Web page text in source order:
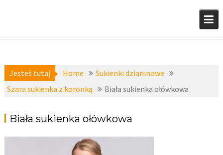
Jesteś tutaj Home
Sukienki dzianinowe
Szara sukienka z koronką
Biała sukienka ołówkowa
Biała sukienka ołówkowa